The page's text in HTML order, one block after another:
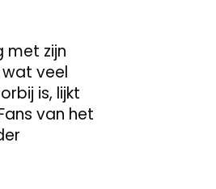
met zijn
wat veel
is, lijkt
van het